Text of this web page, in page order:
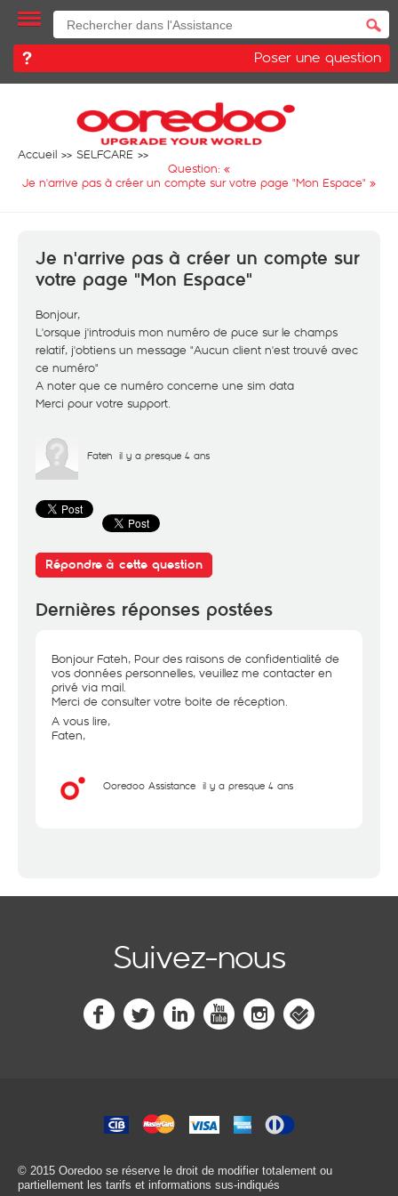
Poser une question
Accueil
SELFCARE
Question: «
Je n'arrive pas à créer un compte sur votre page "Mon Espace" »
Je n'arrive pas à créer un compte sur
votre page "Mon Espace"
Bonjour,
L'orsque j'introduis mon numéro de puce sur le champs
relatif, j'obtiens un message "Aucun client n'est trouvé avec
ce numéro"
A noter que ce numéro concerne une sim data
Merci pour votre support.
Fateh il y a presque 4 ans
Répondre à cette question
Dernières réponses postées
Bonjour Fateh, Pour des raisons de confidentialité de
vos données personnelles, veuillez me contacter en
privé via mail.
Merci de consulter votre boite de réception.
A vous lire,
Faten,
Ooredoo Assistance il y a presque 4 ans
Suivez-nous
© 2015 Ooredoo se réserve le droit de modifier totalement ou
partiellement les tarifs et informations sus-indiqués